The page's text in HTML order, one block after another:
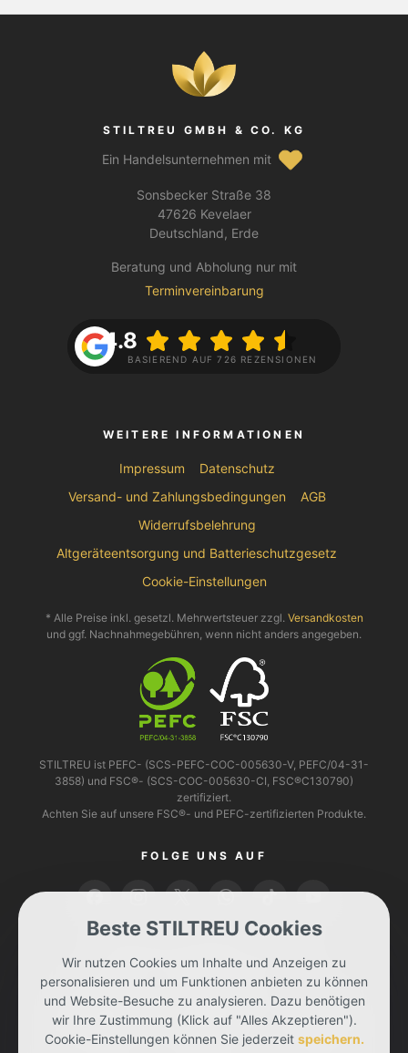
STILTREU GMBH & CO. KG
Ein Handelsunternehmen mit
Sonsbecker Straße 38
47626 Kevelaer
Deutschland, Erde
Beratung und Abholung nur mit
Terminvereinbarung
4.8
BASIEREND AUF 726 REZENSIONEN
WEITERE INFORMATIONEN
Impressum
Datenschutz
Versand- und Zahlungsbedingungen
AGB
Widerrufsbelehrung
Altgeräteentsorgung und Batterieschutzgesetz
Cookie-Einstellungen
* Alle Preise inkl. gesetzl. Mehrwertsteuer zzgl. Versandkosten
und ggf. Nachnahmegebühren, wenn nicht anders angegeben.
STILTREU ist PEFC- (SCS-PEFC-COC-005630-V, PEFC/04-31-
3858) und FSC®- (SCS-COC-005630-CI, FSC®C130790)
zertifiziert.
Achten Sie auf unsere FSC®- und PEFC-zertifizierten Produkte.
FOLGE UNS AUF
Beste STILTREU Cookies
Wir nutzen Cookies um Inhalte und Anzeigen zu
personalisieren und um Funktionen anbieten zu können
und Website-Besuche zu analysieren. Dazu benötigen
wir Ihre Zustimmung (Klick auf "Alles Akzeptieren").
Cookie-Einstellungen können Sie jederzeit speichern.